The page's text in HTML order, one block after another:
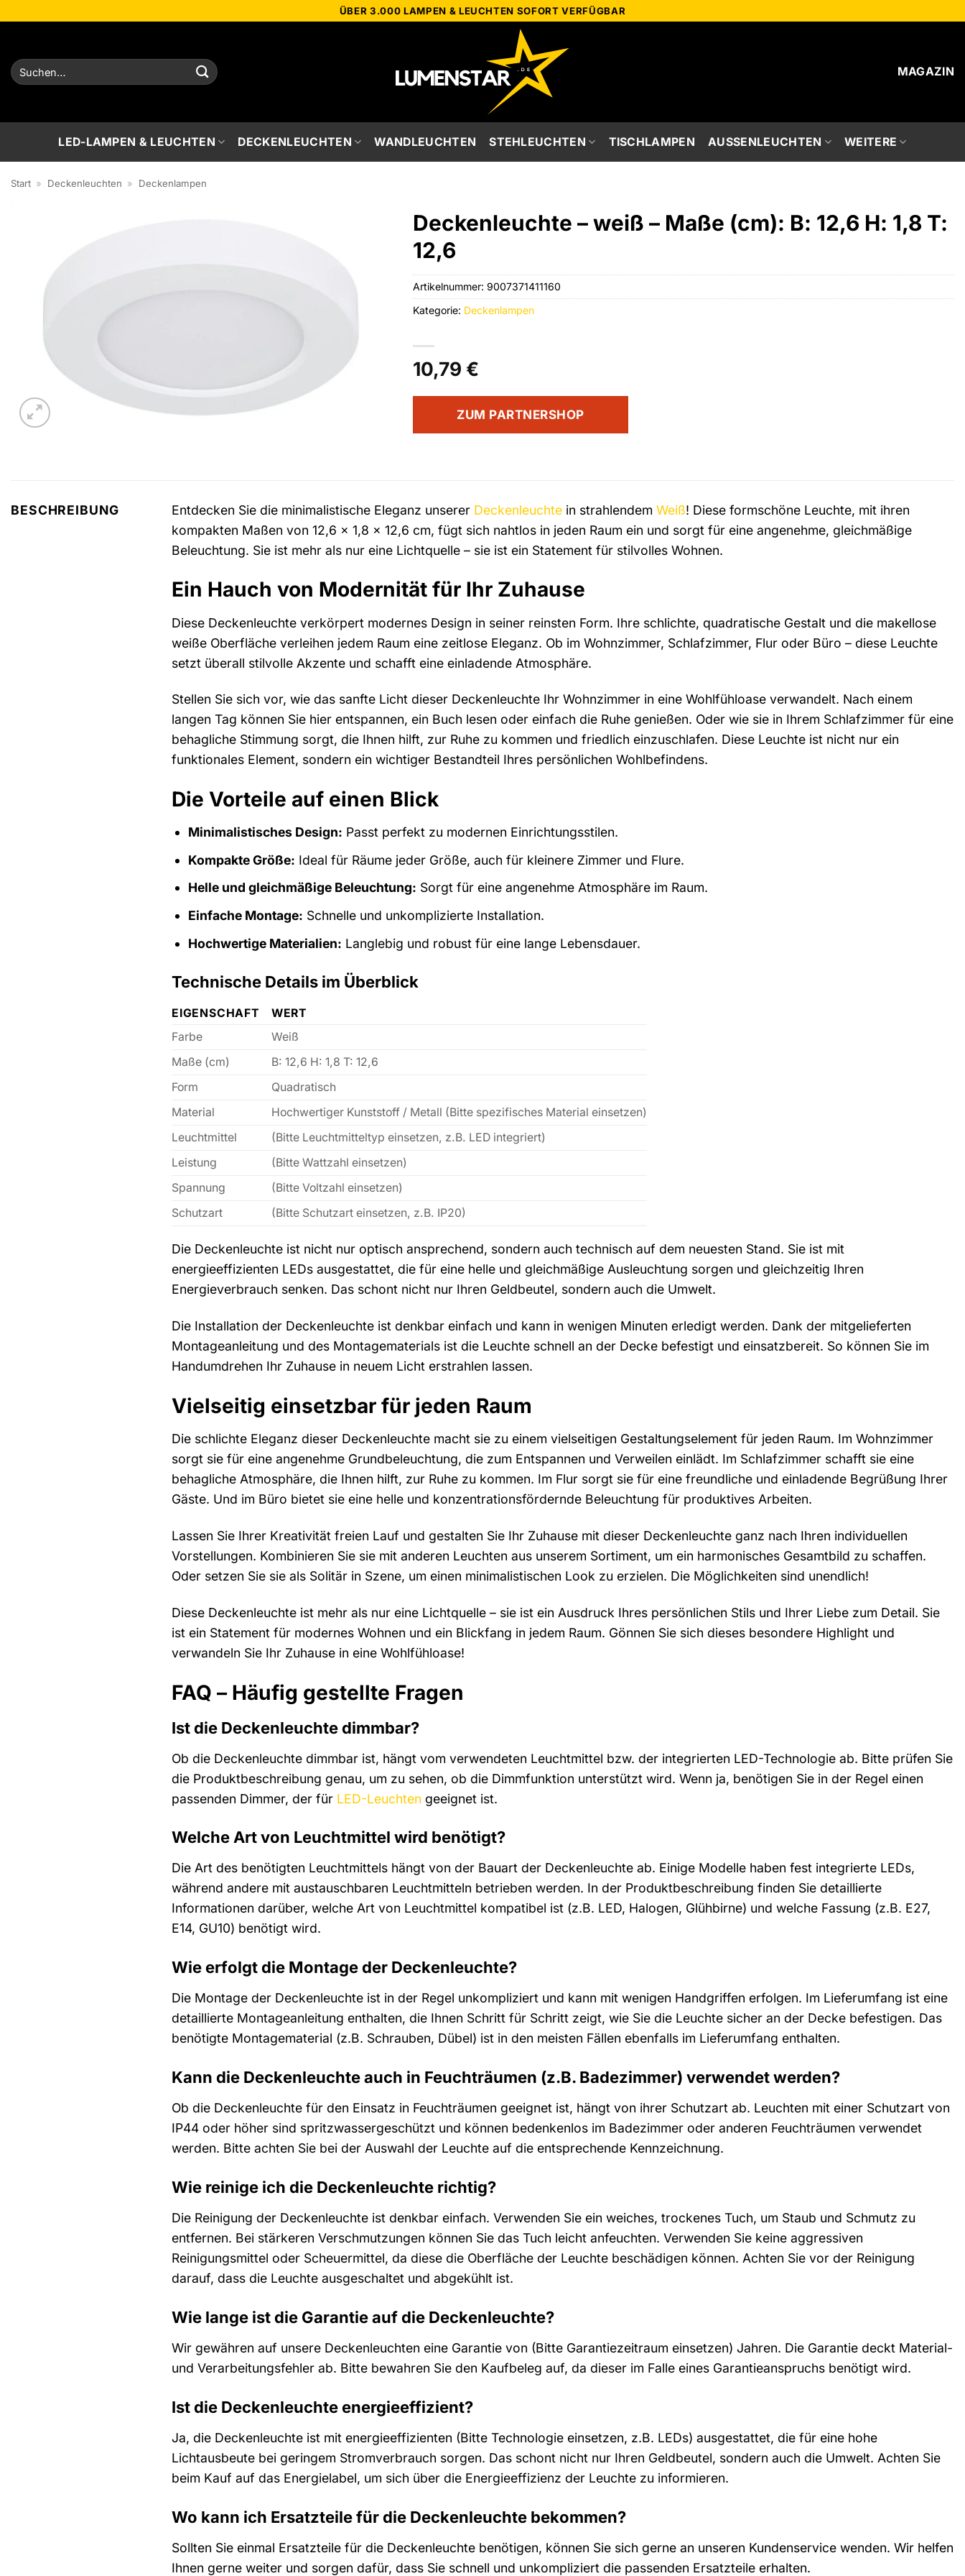
ÜBER 3.000 LAMPEN & LEUCHTEN SOFORT VERFÜGBAR
Suchen
nach:
MAGAZIN
LED-LAMPEN & LEUCHTEN DECKENLEUCHTEN WANDLEUCHTEN STEHLEUCHTEN TISCHLAMPEN AUSSENLEUCHTEN WEITERE
Start » Deckenleuchten » Deckenlampen
Deckenleuchte – weiß – Maße (cm): B: 12,6 H: 1,8 T:
12,6
10,79 €
ZUM PARTNERSHOP
Artikelnummer: 9007371411160
Kategorie: Deckenlampen
BESCHREIBUNG Entdecken Sie die minimalistische Eleganz unserer Deckenleuchte in strahlendem Weiß! Diese formschöne Leuchte, mit ihren
kompakten Maßen von 12,6 x 1,8 x 12,6 cm, fügt sich nahtlos in jeden Raum ein und sorgt für eine angenehme, gleichmäßige
Beleuchtung. Sie ist mehr als nur eine Lichtquelle – sie ist ein Statement für stilvolles Wohnen.
Ein Hauch von Modernität für Ihr Zuhause
Diese Deckenleuchte verkörpert modernes Design in seiner reinsten Form. Ihre schlichte, quadratische Gestalt und die makellose
weiße Oberfläche verleihen jedem Raum eine zeitlose Eleganz. Ob im Wohnzimmer, Schlafzimmer, Flur oder Büro – diese Leuchte
setzt überall stilvolle Akzente und schafft eine einladende Atmosphäre.
Stellen Sie sich vor, wie das sanfte Licht dieser Deckenleuchte Ihr Wohnzimmer in eine Wohlfühloase verwandelt. Nach einem
langen Tag können Sie hier entspannen, ein Buch lesen oder einfach die Ruhe genießen. Oder wie sie in Ihrem Schlafzimmer für eine
behagliche Stimmung sorgt, die Ihnen hilft, zur Ruhe zu kommen und friedlich einzuschlafen. Diese Leuchte ist nicht nur ein
funktionales Element, sondern ein wichtiger Bestandteil Ihres persönlichen Wohlbefindens.
Die Vorteile auf einen Blick
Minimalistisches Design: Passt perfekt zu modernen Einrichtungsstilen.
Kompakte Größe: Ideal für Räume jeder Größe, auch für kleinere Zimmer und Flure.
Helle und gleichmäßige Beleuchtung: Sorgt für eine angenehme Atmosphäre im Raum.
Einfache Montage: Schnelle und unkomplizierte Installation.
Hochwertige Materialien: Langlebig und robust für eine lange Lebensdauer.
Technische Details im Überblick
EIGENSCHAFT
WERT
Farbe
Weiß
Maße (cm)
B: 12,6 H: 1,8 T: 12,6
Form
Quadratisch
Material
Hochwertiger Kunststoff / Metall (Bitte spezifisches Material einsetzen)
Leuchtmittel
(Bitte Leuchtmitteltyp einsetzen, z.B. LED integriert)
Leistung
(Bitte Wattzahl einsetzen)
Spannung
(Bitte Voltzahl einsetzen)
Schutzart
(Bitte Schutzart einsetzen, z.B. IP20)
Die Deckenleuchte ist nicht nur optisch ansprechend, sondern auch technisch auf dem neuesten Stand. Sie ist mit
energieeffizienten LEDs ausgestattet, die für eine helle und gleichmäßige Ausleuchtung sorgen und gleichzeitig Ihren
Energieverbrauch senken. Das schont nicht nur Ihren Geldbeutel, sondern auch die Umwelt.
Die Installation der Deckenleuchte ist denkbar einfach und kann in wenigen Minuten erledigt werden. Dank der mitgelieferten
Montageanleitung und des Montagematerials ist die Leuchte schnell an der Decke befestigt und einsatzbereit. So können Sie im
Handumdrehen Ihr Zuhause in neuem Licht erstrahlen lassen.
Vielseitig einsetzbar für jeden Raum
Die schlichte Eleganz dieser Deckenleuchte macht sie zu einem vielseitigen Gestaltungselement für jeden Raum. Im Wohnzimmer
sorgt sie für eine angenehme Grundbeleuchtung, die zum Entspannen und Verweilen einlädt. Im Schlafzimmer schafft sie eine
behagliche Atmosphäre, die Ihnen hilft, zur Ruhe zu kommen. Im Flur sorgt sie für eine freundliche und einladende Begrüßung Ihrer
Gäste. Und im Büro bietet sie eine helle und konzentrationsfördernde Beleuchtung für produktives Arbeiten.
Lassen Sie Ihrer Kreativität freien Lauf und gestalten Sie Ihr Zuhause mit dieser Deckenleuchte ganz nach Ihren individuellen
Vorstellungen. Kombinieren Sie sie mit anderen Leuchten aus unserem Sortiment, um ein harmonisches Gesamtbild zu schaffen.
Oder setzen Sie sie als Solitär in Szene, um einen minimalistischen Look zu erzielen. Die Möglichkeiten sind unendlich!
Diese Deckenleuchte ist mehr als nur eine Lichtquelle – sie ist ein Ausdruck Ihres persönlichen Stils und Ihrer Liebe zum Detail. Sie
ist ein Statement für modernes Wohnen und ein Blickfang in jedem Raum. Gönnen Sie sich dieses besondere Highlight und
verwandeln Sie Ihr Zuhause in eine Wohlfühloase!
FAQ – Häufig gestellte Fragen
Ist die Deckenleuchte dimmbar?
Ob die Deckenleuchte dimmbar ist, hängt vom verwendeten Leuchtmittel bzw. der integrierten LED-Technologie ab. Bitte prüfen Sie
die Produktbeschreibung genau, um zu sehen, ob die Dimmfunktion unterstützt wird. Wenn ja, benötigen Sie in der Regel einen
passenden Dimmer, der für LED-Leuchten geeignet ist.
Welche Art von Leuchtmittel wird benötigt?
Die Art des benötigten Leuchtmittels hängt von der Bauart der Deckenleuchte ab. Einige Modelle haben fest integrierte LEDs,
während andere mit austauschbaren Leuchtmitteln betrieben werden. In der Produktbeschreibung finden Sie detaillierte
Informationen darüber, welche Art von Leuchtmittel kompatibel ist (z.B. LED, Halogen, Glühbirne) und welche Fassung (z.B. E27,
E14, GU10) benötigt wird.
Wie erfolgt die Montage der Deckenleuchte?
Die Montage der Deckenleuchte ist in der Regel unkompliziert und kann mit wenigen Handgriffen erfolgen. Im Lieferumfang ist eine
detaillierte Montageanleitung enthalten, die Ihnen Schritt für Schritt zeigt, wie Sie die Leuchte sicher an der Decke befestigen. Das
benötigte Montagematerial (z.B. Schrauben, Dübel) ist in den meisten Fällen ebenfalls im Lieferumfang enthalten.
Kann die Deckenleuchte auch in Feuchträumen (z.B. Badezimmer) verwendet werden?
Ob die Deckenleuchte für den Einsatz in Feuchträumen geeignet ist, hängt von ihrer Schutzart ab. Leuchten mit einer Schutzart von
IP44 oder höher sind spritzwassergeschützt und können bedenkenlos im Badezimmer oder anderen Feuchträumen verwendet
werden. Bitte achten Sie bei der Auswahl der Leuchte auf die entsprechende Kennzeichnung.
Wie reinige ich die Deckenleuchte richtig?
Die Reinigung der Deckenleuchte ist denkbar einfach. Verwenden Sie ein weiches, trockenes Tuch, um Staub und Schmutz zu
entfernen. Bei stärkeren Verschmutzungen können Sie das Tuch leicht anfeuchten. Verwenden Sie keine aggressiven
Reinigungsmittel oder Scheuermittel, da diese die Oberfläche der Leuchte beschädigen können. Achten Sie vor der Reinigung
darauf, dass die Leuchte ausgeschaltet und abgekühlt ist.
Wie lange ist die Garantie auf die Deckenleuchte?
Wir gewähren auf unsere Deckenleuchten eine Garantie von (Bitte Garantiezeitraum einsetzen) Jahren. Die Garantie deckt Material-
und Verarbeitungsfehler ab. Bitte bewahren Sie den Kaufbeleg auf, da dieser im Falle eines Garantieanspruchs benötigt wird.
Ist die Deckenleuchte energieeffizient?
Ja, die Deckenleuchte ist mit energieeffizienten (Bitte Technologie einsetzen, z.B. LEDs) ausgestattet, die für eine hohe
Lichtausbeute bei geringem Stromverbrauch sorgen. Das schont nicht nur Ihren Geldbeutel, sondern auch die Umwelt. Achten Sie
beim Kauf auf das Energielabel, um sich über die Energieeffizienz der Leuchte zu informieren.
Wo kann ich Ersatzteile für die Deckenleuchte bekommen?
Sollten Sie einmal Ersatzteile für die Deckenleuchte benötigen, können Sie sich gerne an unseren Kundenservice wenden. Wir helfen
Ihnen gerne weiter und sorgen dafür, dass Sie schnell und unkompliziert die passenden Ersatzteile erhalten.